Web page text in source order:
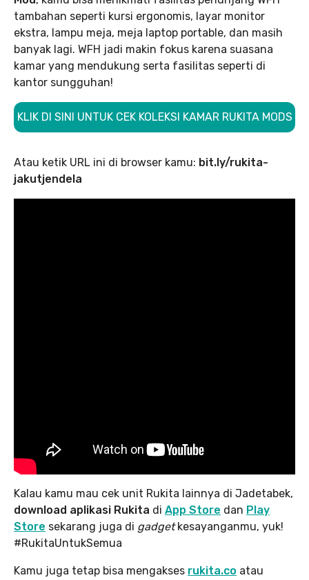
tambahan seperti kursi ergonomis, layar monitor
ekstra, lampu meja, meja laptop portable, dan masih
banyak lagi. WFH jadi makin fokus karena suasana
kamar yang mendukung serta fasilitas seperti di
kantor sungguhan!
KLIK DI SINI UNTUK CEK KOLEKSI KAMAR RUKITA MODS
Atau ketik URL ini di browser kamu: bit.ly/rukita-
jakutjendela
Kalau kamu mau cek unit Rukita lainnya di Jadetabek,
download aplikasi Rukita di App Store dan Play
Store sekarang juga di gadgetkesayanganmu, yuk!
#RukitaUntukSemua
Kamu juga tetap bisa mengakses rukita.co atau